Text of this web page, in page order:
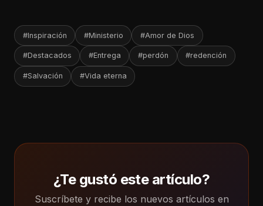
#Inspiración #Ministerio #Amor de Dios
#Destacados #Entrega #perdón #redención
#Salvación #Vida eterna
¿Te gustó este artículo?
Suscríbete y recibe los nuevos artículos en